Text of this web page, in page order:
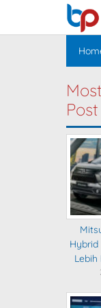
content
Post
Hybrid